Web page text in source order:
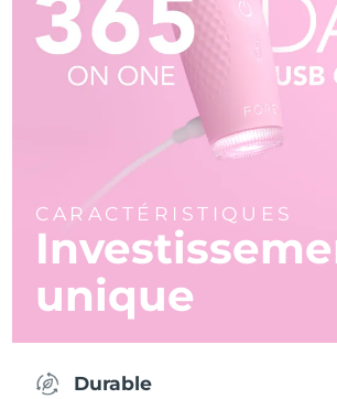
CARACTÉRISTIQUES
unique
Durable